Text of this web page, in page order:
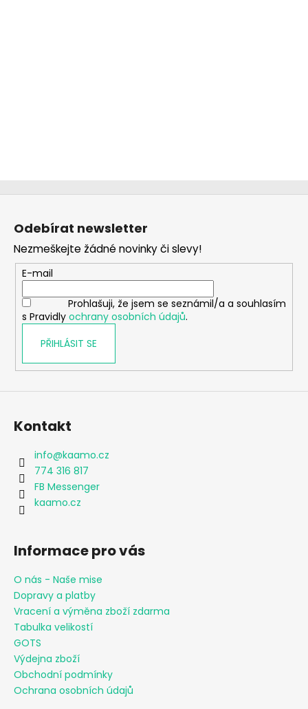
Z
Odebírat newsletter
Nezmeškejte žádné novinky či slevy!
E-mail
Prohlašuji, že jsem se seznámil/a a souhlasím
s Pravidly ochrany osobních údajů.
PŘIHLÁSIT SE
Kontakt
info@kaamo.cz
774 316 817
FB Messenger
kaamo.cz
Informace pro vás
O nás - Naše mise
Dopravy a platby
Vracení a výměna zboží zdarma
Tabulka velikostí
GOTS
Výdejna zboží
Obchodní podmínky
Ochrana osobních údajů